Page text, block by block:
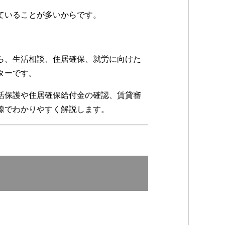
ることが多いからです。
生活相談、住居確保、就労に向けた
です。
護や住居確保給付金の確認、賃貸審
わかりやすく解説します。